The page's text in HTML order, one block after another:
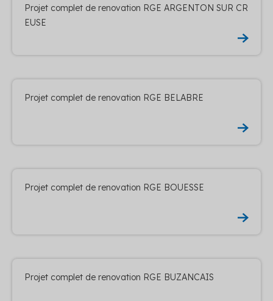
Projet complet de renovation RGE ARGENTON SUR CR
EUSE
Projet complet de renovation RGE BELABRE
Projet complet de renovation RGE BOUESSE
Projet complet de renovation RGE BUZANCAIS